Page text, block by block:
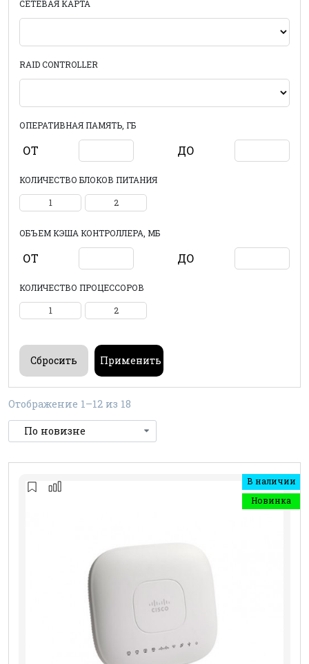
СЕТЕВАЯ КАРТА
RAID CONTROLLER
ОПЕРАТИВНАЯ ПАМЯТЬ, ГБ
ОТ ДО
КОЛИЧЕСТВО БЛОКОВ ПИТАНИЯ
1 2
ОБЪЕМ КЭША КОНТРОЛЛЕРА, МБ
ОТ ДО
КОЛИЧЕСТВО ПРОЦЕССОРОВ
1 2
Отображение 1–12 из 18
В наличии
Новинка